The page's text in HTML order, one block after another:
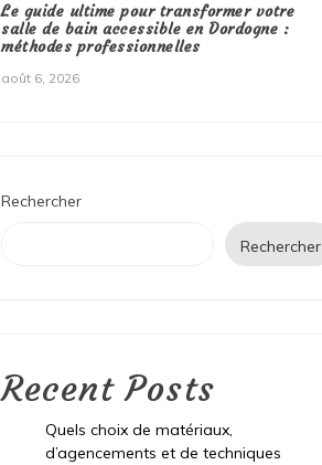
Le guide ultime pour transformer votre
salle de bain accessible en Dordogne :
méthodes professionnelles
août 6, 2026
Rechercher
Rechercher
Recent Posts
Quels choix de matériaux,
d’agencements et de techniques